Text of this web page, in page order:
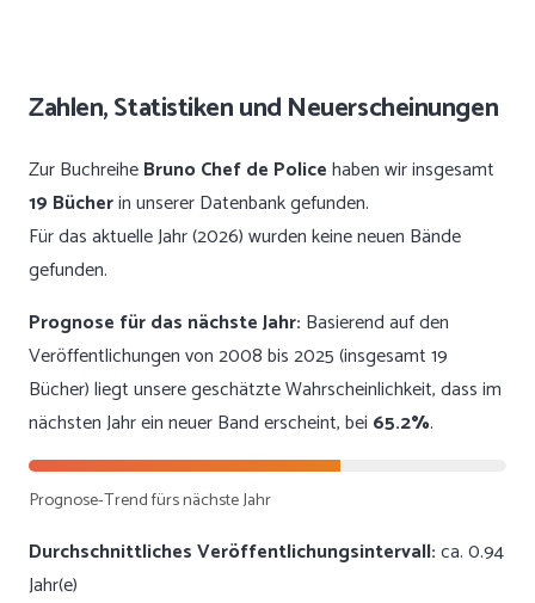
Zahlen, Statistiken und Neuerscheinungen
Zur BuchreiheBruno Chef de Policehaben wir insgesamt
19 Bücherin unserer Datenbank gefunden.
Für das aktuelle Jahr (2026) wurden keine neuen Bände
gefunden.
Prognose für das nächste Jahr: Basierend auf den
Veröffentlichungen von 2008 bis 2025 (insgesamt 19
Bücher) liegt unsere geschätzte Wahrscheinlichkeit, dass im
nächsten Jahr ein neuer Band erscheint, bei 65.2%.
Prognose-Trend fürs nächste Jahr
Durchschnittliches Veröffentlichungsintervall:ca. 0.94
Jahr(e)